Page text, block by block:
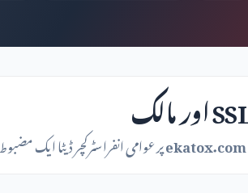
ekatox.comپر عوامی انفراسٹرکچر ڈیٹا ایک